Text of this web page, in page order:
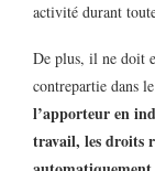
activité durant
De plus, il ne doit
contrepartie dans
l’apporteur en
travail, les droits